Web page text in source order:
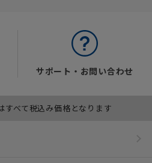
サポート・お問い合わせ
べて税込み価格となります